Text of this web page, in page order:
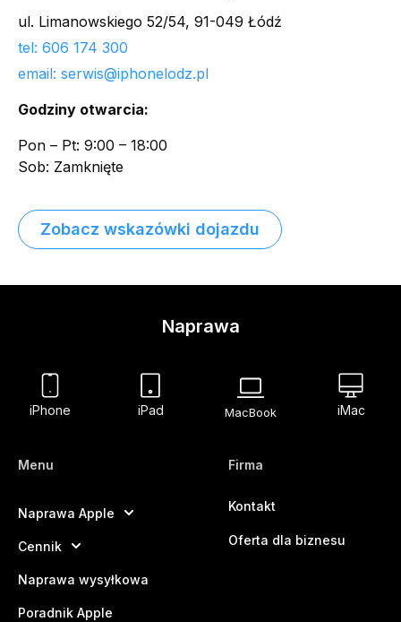
ul. Limanowskiego 52/54, 91-049 Łódź
tel: 606 174 300
email: serwis@iphonelodz.pl
Godziny otwarcia:
Pon – Pt: 9:00 – 18:00
Sob: Zamknięte
Zobacz wskazówki dojazdu
Naprawa
iPhone iPad MacBook iMac
Menu
Naprawa Apple
Cennik
Naprawa wysyłkowa
Poradnik Apple
Firma
Kontakt
Oferta dla biznesu